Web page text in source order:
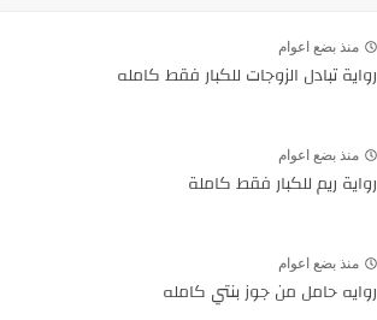
منذ بضع اعوام
رواية تبادل الزوجات للكبار فقط كامله
منذ بضع اعوام
رواية ريم للكبار فقط كاملة
منذ بضع اعوام
روايه حامل من جوز بنتي كامله